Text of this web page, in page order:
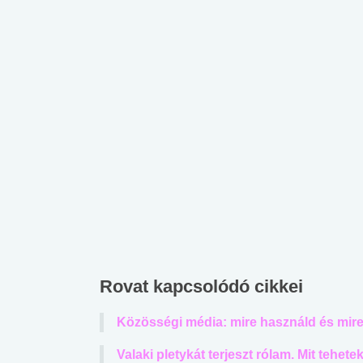
Rovat kapcsolódó cikkei
Közösségi média: mire használd és
Valaki pletykát terjeszt rólam. Mit